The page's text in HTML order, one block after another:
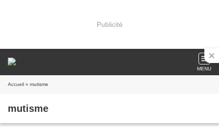
Publicité
MENU
Accueil » mutisme
mutisme